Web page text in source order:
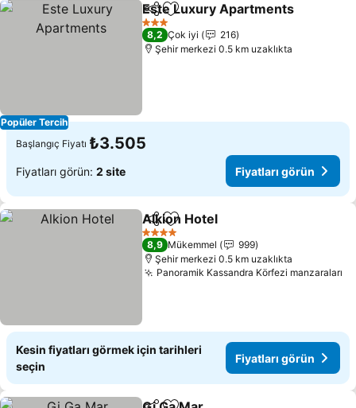
Popüler Tercih
PaylaşFavorilerime ekle
Este Luxury Apartments
3 Yıldız
8,2 Çok iyi
216
Şehir merkezi 0.5 km uzaklıkta
Başlangıç Fiyatı ₺3.505
Fiyatları görün: 2 site Fiyatları görün
PaylaşFavorilerime ekle
Alkion Hotel
4 Yıldız
8,9 Mükemmel
999
Şehir merkezi 0.5 km uzaklıkta
Panoramik Kassandra Körfezi manzaraları
Kesin fiyatları görmek için tarihleri
seçin
Fiyatları görün